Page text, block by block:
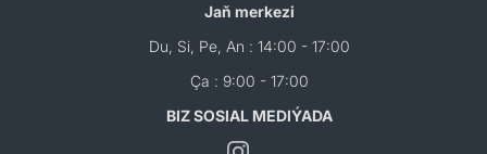
Jaň merkezi
Du, Si, Pe, An : 14:00 - 17:00
Ça : 9:00 - 17:00
BIZ SOSIAL MEDIÝADA